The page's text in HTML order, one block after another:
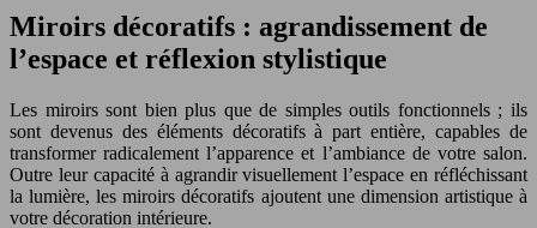
Miroirs décoratifs : agrandissement de
l’espace et réflexion stylistique
Les miroirs sont bien plus que de simples outils fonctionnels ; ils
sont devenus des éléments décoratifs à part entière, capables de
transformer radicalement l’apparence et l’ambiance de votre salon.
Outre leur capacité à agrandir visuellement l’espace en réfléchissant
la lumière, les miroirs décoratifs ajoutent une dimension artistique à
votre décoration intérieure.